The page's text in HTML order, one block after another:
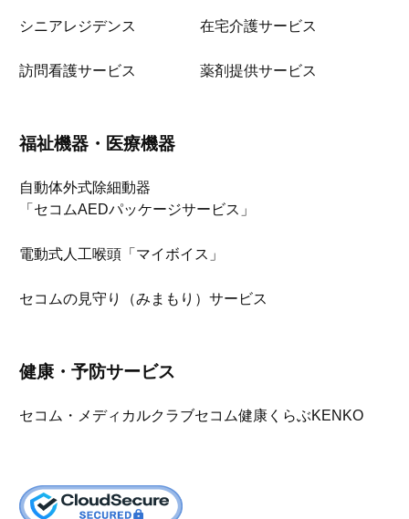
シニアレジデンス 在宅介護サービス
訪問看護サービス 薬剤提供サービス
福祉機器・医療機器
自動体外式除細動器
「セコムAEDパッケージサービス」
電動式人工喉頭「マイボイス」
セコムの見守り（みまもり）サービス
健康・予防サービス
セコム・メディカルクラブセコム健康くらぶKENKO